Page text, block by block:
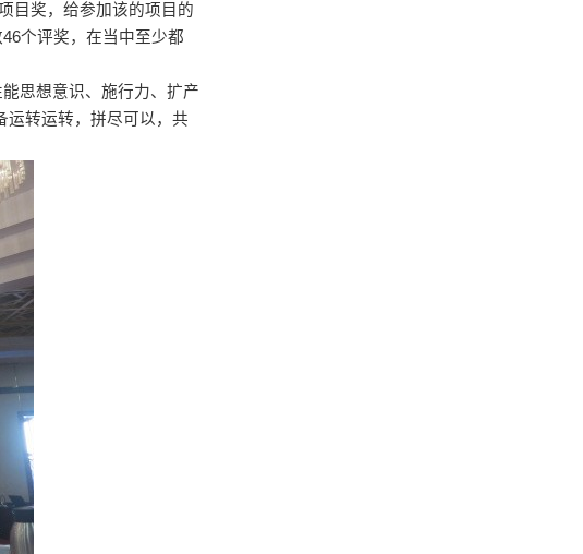
目奖，给参加该的项目的
个评奖，在当中至少都
思想意识、施行力、扩产
运转运转，拼尽可以，共